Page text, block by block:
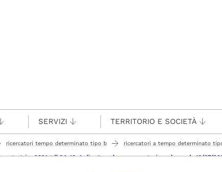
SERVIZI TERRITORIO E SOCIETÀ
ricercatori tempo determinato tipo b ricercatori a tempo determinato
(pica 2021rtdb24_10n1_dium) scadenza presentazione domande 12/07/